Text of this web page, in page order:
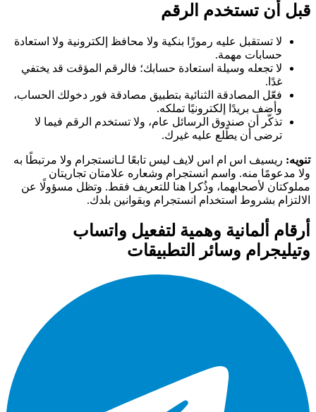
قبل أن تستخدم الرقم
لا تستقبل عليه رموزًا بنكية ولا محافظ إلكترونية ولا استعادة
حسابات مهمة.
لا تجعله وسيلة استعادة حسابك؛ فالرقم المؤقت قد يختفي
غدًا.
فعّل المصادقة الثنائية بتطبيق مصادقة فور دخولك الحساب،
وأضف بريدًا إلكترونيًا تملكه.
تذكّر أن صندوق الرسائل عام، ولا تستخدم الرقم فيما لا
ترضى أن يطّلع عليه غيرك.
تنويه: ريسيف اس ام اس لايف ليس تابعًا لـانستجرام ولا مرتبطًا به
ولا مدعومًا منه. واسم انستجرام وشعاره علامتان تجاريتان
مملوكتان لأصحابهما، وذُكرا هنا للتعريف فقط. وتظل مسؤولًا عن
الالتزام بشروط استخدام انستجرام وبقوانين بلدك.
أرقام ألمانية وهمية لتفعيل واتساب
وتيليجرام وسائر التطبيقات